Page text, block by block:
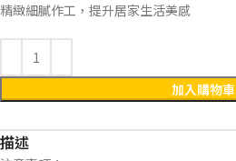
精緻細膩作工，提升居家生活美感
加入購物車
描述